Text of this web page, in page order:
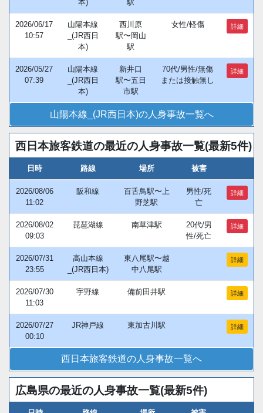
本) 駅
2026/06/17
10:57
山陽本線
_(JR西日
本)
西川原
駅〜岡山
駅
女性/軽傷 詳細
2026/05/27
07:39
山陽本線
_(JR西日
本)
新井口
駅〜五日
市駅
70代/男性/無傷
または接触無し
詳細
山陽本線_(JR西日本)の人身事故一覧へ
西日本旅客鉄道の最近の人身事故一覧(最新5件)
日時 路線 場所 被害
2026/08/06
11:02
阪和線
百舌鳥駅〜上
野芝駅
男性/死
亡
詳細
2026/08/02
09:03
琵琶湖線 南草津駅
20代/男
性/死亡
詳細
2026/07/31
23:55
高山本線
_(JR西日本)
東八尾駅〜越
中八尾駅
詳細
2026/07/30
11:03
宇野線 備前田井駅 詳細
2026/07/27
00:10
JR神戸線 東加古川駅 詳細
西日本旅客鉄道の人身事故一覧へ
広島県の最近の人身事故一覧(最新5件)